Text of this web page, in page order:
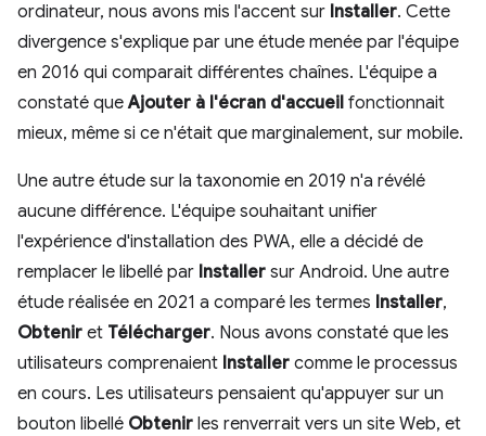
ordinateur, nous avons mis l'accent sur Installer. Cette
divergence s'explique par une étude menée par l'équipe
en 2016 qui comparait différentes chaînes. L'équipe a
constaté queAjouter à l'écran d'accueil fonctionnait
mieux, même si ce n'était que marginalement, sur mobile.
Une autre étude sur la taxonomie en 2019 n'a révélé
aucune différence. L'équipe souhaitant unifier
l'expérience d'installation des PWA, elle a décidé de
remplacer le libellé par Installer sur Android. Une autre
étude réalisée en 2021 a comparé les termes Installer,
Obtenir et Télécharger. Nous avons constaté que les
utilisateurs comprenaient Installer comme le processus
en cours. Les utilisateurs pensaient qu'appuyer sur un
bouton libellé Obtenir les renverrait vers un site Web, et